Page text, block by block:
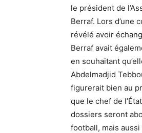
le président de
Berraf. Lors d’une
révélé avoir
Berraf avait
en souhaitant
Abdelmadjid
figurerait bien au
que le chef de
dossiers seront
football, mais